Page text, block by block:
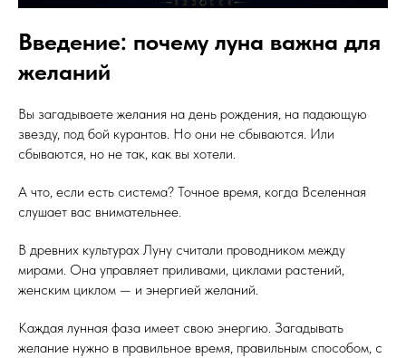
Введение: почему луна важна для
желаний
Вы загадываете желания на день рождения, на падающую
звезду, под бой курантов. Но они не сбываются. Или
сбываются, но не так, как вы хотели.
А что, если есть система? Точное время, когда Вселенная
слушает вас внимательнее.
В древних культурах Луну считали проводником между
мирами. Она управляет приливами, циклами растений,
женским циклом — и энергией желаний.
Каждая лунная фаза имеет свою энергию. Загадывать
желание нужно в правильное время, правильным способом, с